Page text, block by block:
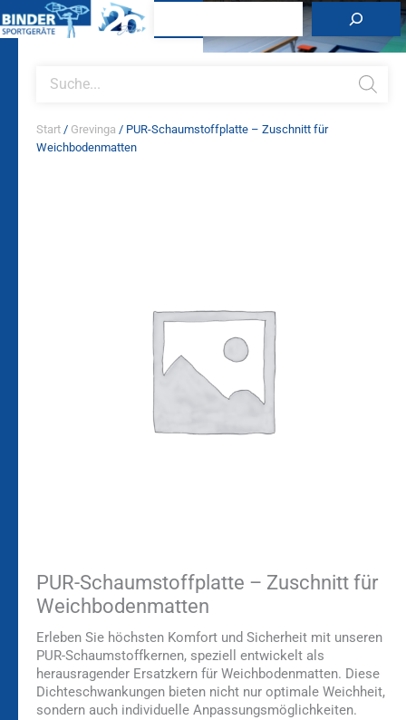
Inhalt
search
Start / Grevinga / PUR-Schaumstoffplatte – Zuschnitt für
Weichbodenmatten
PUR-Schaumstoffplatte – Zuschnitt für
Weichbodenmatten
Erleben Sie höchsten Komfort und Sicherheit mit unseren
PUR-Schaumstoffkernen, speziell entwickelt als
herausragender Ersatzkern für Weichbodenmatten. Diese
Dichteschwankungen bieten nicht nur optimale Weichheit,
sondern auch individuelle Anpassungsmöglichkeiten.